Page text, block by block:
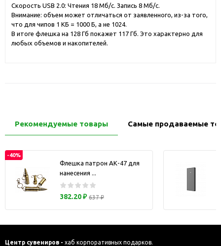
Скорость USB 2.0: Чтения 18 Мб/с. Запись 8 Мб/с.
Внимание: объем может отличаться от заявленного, из-за того,
что для чипов 1 КБ = 1000 Б, а не 1024.
В итоге флешка на 128 Гб покажет 117 Гб. Это характерно для
любых объемов и накопителей.
Рекомендуемые товары Самые продаваемые
-40%
Флешка патрон АК-47 для
нанесения ...
382.20 ₽ 637 ₽
Центр сувениров - хаб корпоративных подарков.